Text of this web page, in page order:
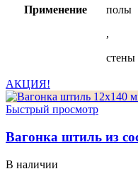
Применение
полы
,
стены
АКЦИЯ!
Быстрый просмотр
Вагонка штиль из
В наличии